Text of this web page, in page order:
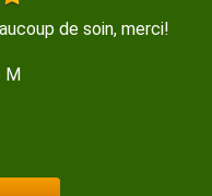
et réactive, je
De Marine